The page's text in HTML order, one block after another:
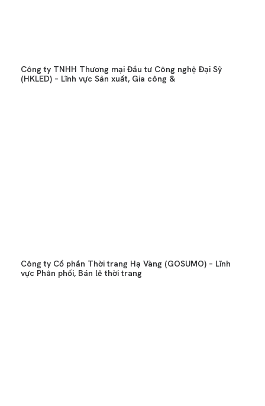
Công ty TNHH Thương mại Đầu tư Công nghệ Đại Sỹ
(HKLED) – Lĩnh vực Sản xuất, Gia công &
Công ty Cổ phần Thời trang Hạ Vàng (GOSUMO) – Lĩnh
vực Phân phối, Bán lẻ thời trang